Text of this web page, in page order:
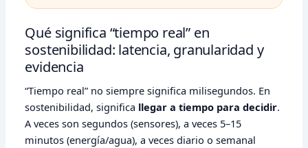
Qué significa “tiempo real” en
sostenibilidad: latencia, granularidad y
evidencia
“Tiempo real” no siempre significa milisegundos. En
sostenibilidad, significa llegar a tiempo para decidir.
A veces son segundos (sensores), a veces 5–15
minutos (energía/agua), a veces diario o semanal